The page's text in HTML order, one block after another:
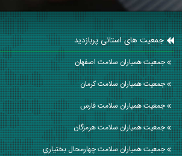
جمعیت های استانی پربازدید
جمعیت همیاران سلامت اصفهان
جمعیت همیاران سلامت كرمان
جمعیت همیاران سلامت فارس
جمعیت همیاران سلامت هرمزگان
جمعیت همیاران سلامت چهارمحال بختياري